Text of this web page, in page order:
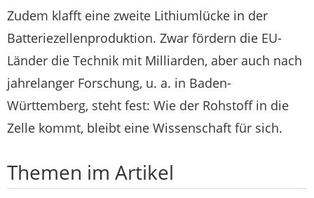
Zudem klafft eine zweite Lithiumlücke in der
Batteriezellenproduktion. Zwar fördern die EU-
Länder die Technik mit Milliarden, aber auch nach
jahrelanger Forschung, u. a. in Baden-
Württemberg, steht fest: Wie der Rohstoff in die
Zelle kommt, bleibt eine Wissenschaft für sich.
Themen im Artikel